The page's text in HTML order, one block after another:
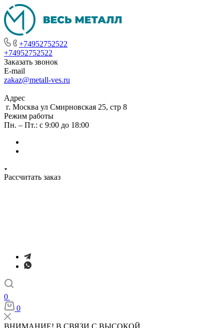
+74952752522
+74952752522
Заказать звонок
E-mail
zakaz@metall-ves.ru
Адрес
г. Москва ул Смирновская 25, стр 8
Режим работы
Пн. – Пт.: с 9:00 до 18:00
Рассчитать заказ
0
0
ВНИМАНИЕ! В СВЯЗИ С ВЫСОКОЙ